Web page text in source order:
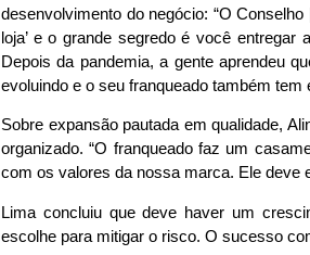
desenvolvimento do negócio: “O
loja’ e o grande segredo é você
Depois da pandemia, a gente aprendeu
evoluindo e o seu franqueado também tem
Sobre expansão pautada em qualidade,
organizado. “O franqueado faz um
com os valores da nossa marca. Ele deve
Lima concluiu que deve haver um
escolhe para mitigar o risco. O sucesso